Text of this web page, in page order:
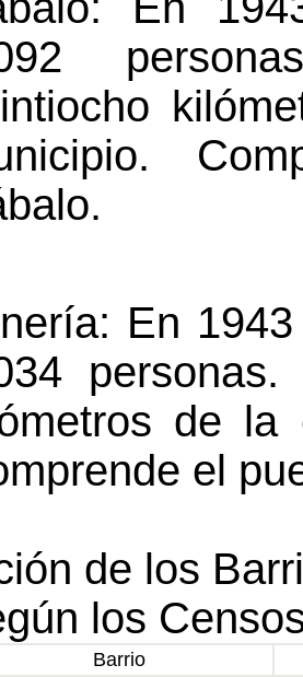
En
de la
el
de los
los
Barrio